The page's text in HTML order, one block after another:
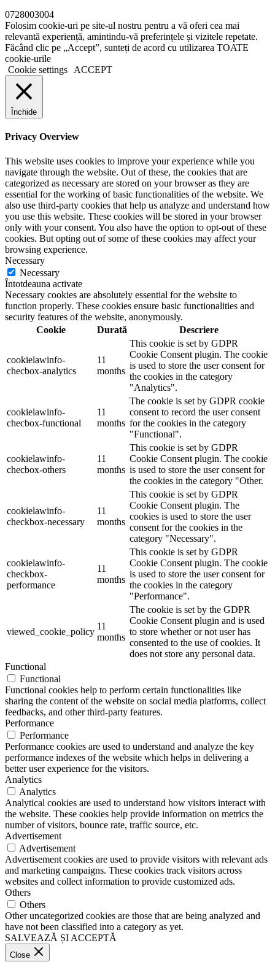
0728003004
Folosim cookie-uri pe site-ul nostru pentru a vă oferi cea mai
relevantă experiență, amintindu-vă preferințele și vizitele repetate.
Făcând clic pe „Accept”, sunteți de acord cu utilizarea TOATE
cookie-urile
Cookie settings
ACCEPT
Închide
Privacy Overview
This website uses cookies to improve your experience while you
navigate through the website. Out of these, the cookies that are
categorized as necessary are stored on your browser as they are
essential for the working of basic functionalities of the website. We
also use third-party cookies that help us analyze and understand how
you use this website. These cookies will be stored in your browser
only with your consent. You also have the option to opt-out of these
cookies. But opting out of some of these cookies may affect your
browsing experience.
Necessary
Necessary
Întotdeauna activate
Necessary cookies are absolutely essential for the website to
function properly. These cookies ensure basic functionalities and
security features of the website, anonymously.
Cookie
Durată Descriere
cookielawinfo-
checbox-analytics
11
months
This cookie is set by GDPR
Cookie Consent plugin. The cookie
is used to store the user consent for
the cookies in the category
"Analytics".
cookielawinfo-
checbox-functional
11
months
The cookie is set by GDPR cookie
consent to record the user consent
for the cookies in the category
"Functional".
cookielawinfo-
checbox-others
11
months
This cookie is set by GDPR
Cookie Consent plugin. The cookie
is used to store the user consent for
the cookies in the category "Other.
cookielawinfo-
checkbox-necessary
11
months
This cookie is set by GDPR
Cookie Consent plugin. The
cookies is used to store the user
consent for the cookies in the
category "Necessary".
cookielawinfo-
checkbox-
performance
11
months
This cookie is set by GDPR
Cookie Consent plugin. The cookie
is used to store the user consent for
the cookies in the category
"Performance".
viewed_cookie_policy
11
months
The cookie is set by the GDPR
Cookie Consent plugin and is used
to store whether or not user has
consented to the use of cookies. It
does not store any personal data.
Functional
Functional
Functional cookies help to perform certain functionalities like
sharing the content of the website on social media platforms, collect
feedbacks, and other third-party features.
Performance
Performance
Performance cookies are used to understand and analyze the key
performance indexes of the website which helps in delivering a
better user experience for the visitors.
Analytics
Analytics
Analytical cookies are used to understand how visitors interact with
the website. These cookies help provide information on metrics the
number of visitors, bounce rate, traffic source, etc.
Advertisement
Advertisement
Advertisement cookies are used to provide visitors with relevant ads
and marketing campaigns. These cookies track visitors across
websites and collect information to provide customized ads.
Others
Others
Other uncategorized cookies are those that are being analyzed and
have not been classified into a category as yet.
SALVEAZĂ ȘI ACCEPTĂ
Close